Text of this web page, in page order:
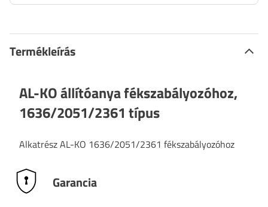
Termékleírás
AL-KO állítóanya fékszabályozóhoz,
1636/2051/2361 típus
Alkatrész AL-KO 1636/2051/2361 fékszabályozóhoz
Garancia